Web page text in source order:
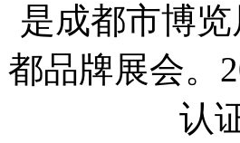
是成都市博
都品牌展会。
认